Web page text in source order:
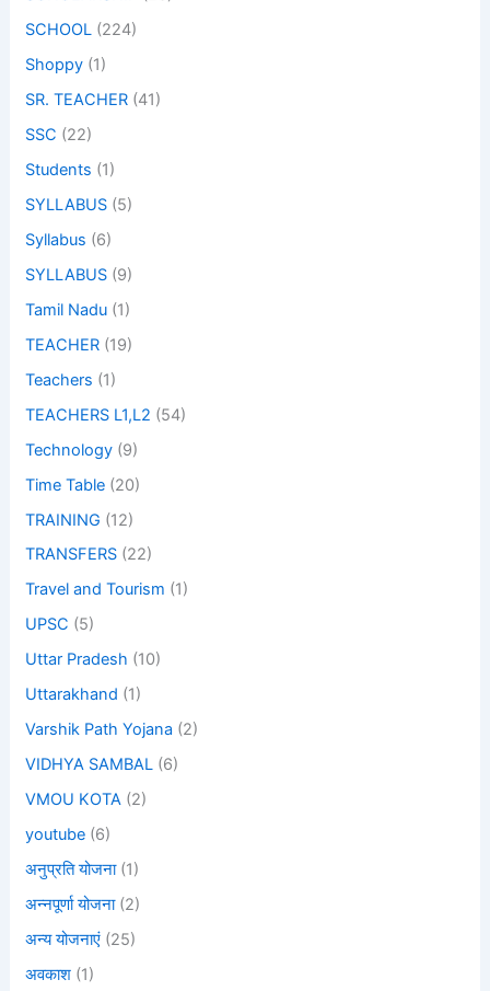
SCHOOL (224)
Shoppy (1)
SR. TEACHER (41)
SSC (22)
Students (1)
SYLLABUS (5)
Syllabus (6)
SYLLABUS (9)
Tamil Nadu (1)
TEACHER (19)
Teachers (1)
TEACHERS L1,L2 (54)
Technology (9)
Time Table (20)
TRAINING (12)
TRANSFERS (22)
Travel and Tourism (1)
UPSC (5)
Uttar Pradesh (10)
Uttarakhand (1)
Varshik Path Yojana (2)
VIDHYA SAMBAL (6)
VMOU KOTA (2)
youtube (6)
अनुप्रति योजना(1)
अन्नपूर्णा योजना(2)
अन्य योजनाएं (25)
अवकाश (1)